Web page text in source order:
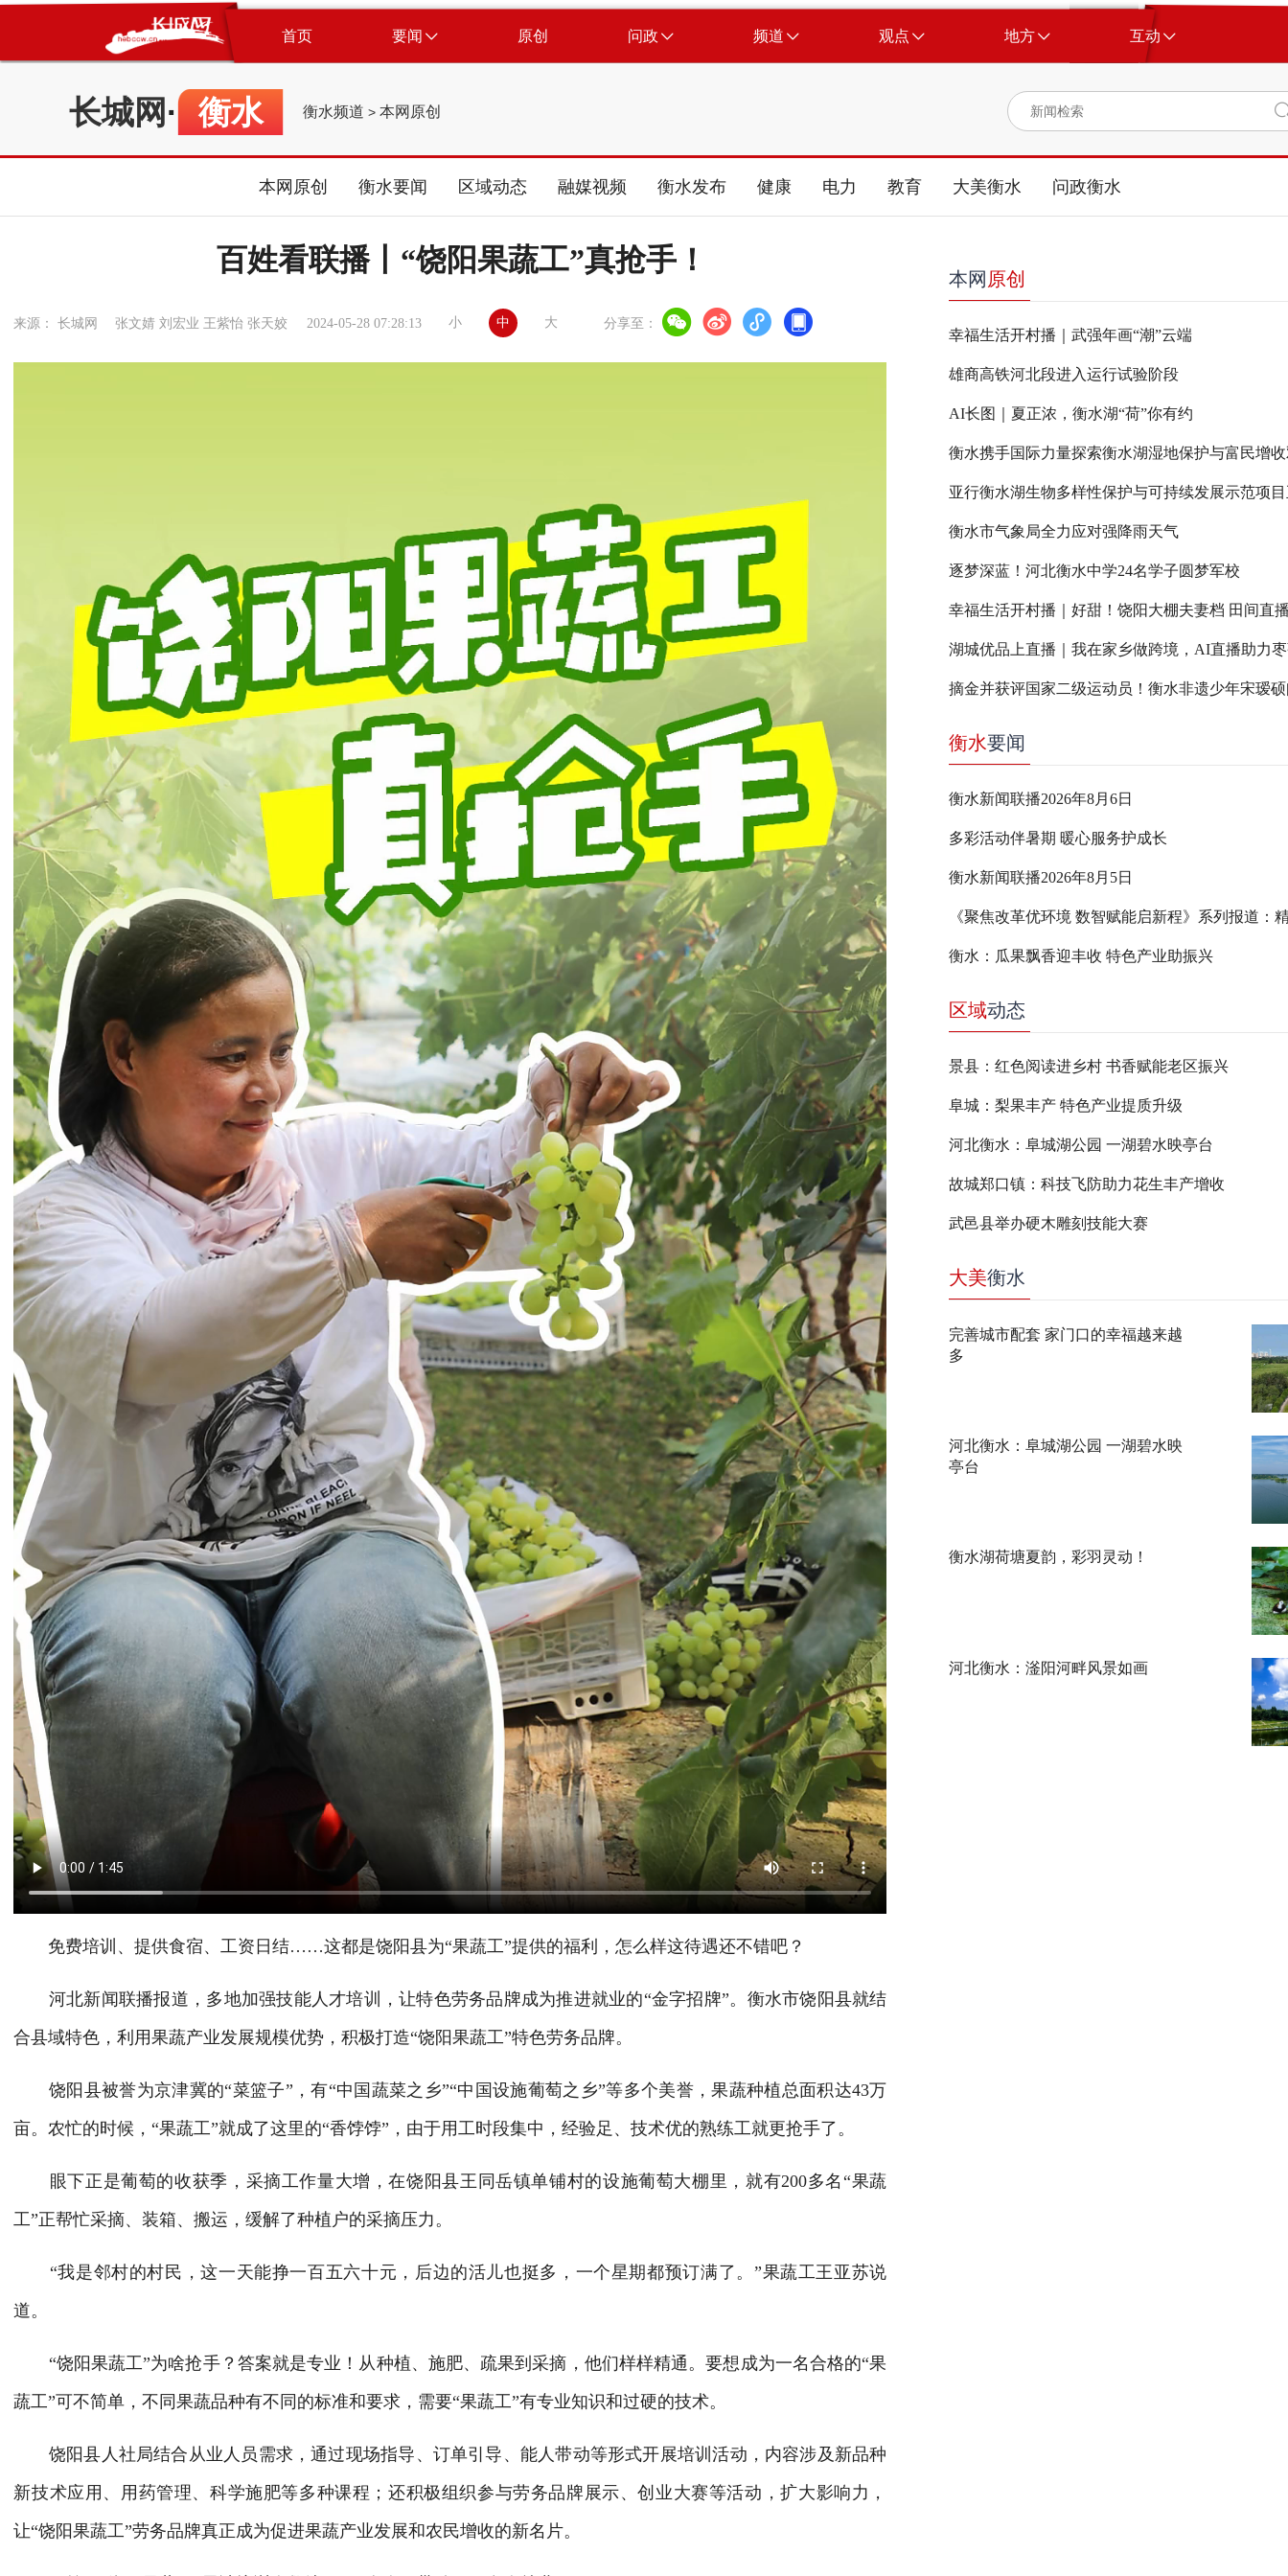
首页 要闻 原创 问政 频道 观点 地方 互动
长城网 · 衡水 衡水频道 > 本网原创
本网原创 衡水要闻 区域动态 融媒视频 衡水发布 健康 电力 教育 大美衡水 问政衡水
百姓看联播丨“饶阳果蔬工”真抢手！
来源： 长城网 张文婧 刘宏业 王紫怡 张天姣 2024-05-28 07:28:13 小 中 大 分享至：
免费培训、提供食宿、工资日结……这都是饶阳县为“果蔬工”提供的福利，怎么样这待遇还不错吧？
河北新闻联播报道，多地加强技能人才培训，让特色劳务品牌成为推进就业的“金字招牌”。衡水市饶阳县就结
合县域特色，利用果蔬产业发展规模优势，积极打造“饶阳果蔬工”特色劳务品牌。
饶阳县被誉为京津冀的“菜篮子”，有“中国蔬菜之乡”“中国设施葡萄之乡”等多个美誉，果蔬种植总面积达43万
亩。农忙的时候，“果蔬工”就成了这里的“香饽饽”，由于用工时段集中，经验足、技术优的熟练工就更抢手了。
眼下正是葡萄的收获季，采摘工作量大增，在饶阳县王同岳镇单铺村的设施葡萄大棚里，就有200多名“果蔬
工”正帮忙采摘、装箱、搬运，缓解了种植户的采摘压力。
“我是邻村的村民，这一天能挣一百五六十元，后边的活儿也挺多，一个星期都预订满了。”果蔬工王亚苏说
道。
“饶阳果蔬工”为啥抢手？答案就是专业！从种植、施肥、疏果到采摘，他们样样精通。要想成为一名合格的“果
蔬工”可不简单，不同果蔬品种有不同的标准和要求，需要“果蔬工”有专业知识和过硬的技术。
饶阳县人社局结合从业人员需求，通过现场指导、订单引导、能人带动等形式开展培训活动，内容涉及新品种
新技术应用、用药管理、科学施肥等多种课程；还积极组织参与劳务品牌展示、创业大赛等活动，扩大影响力，
让“饶阳果蔬工”劳务品牌真正成为促进果蔬产业发展和农民增收的新名片。
本网 原创
幸福生活开村播｜武强年画“潮”云端
雄商高铁河北段进入运行试验阶段
AI长图｜夏正浓，衡水湖“荷”你有约
衡水携手国际力量探索衡水湖湿地保护与富民增
亚行衡水湖生物多样性保护与可持续发展示范项
衡水市气象局全力应对强降雨天气
逐梦深蓝！河北衡水中学24名学子圆梦军校
幸福生活开村播｜好甜！饶阳大棚夫妻档 田间直
衡水要闻
衡水新闻联播2026年8月6日
多彩活动伴暑期 暖心服务护成长
衡水新闻联播2026年8月5日
衡水：瓜果飘香迎丰收 特色产业助振兴
区域动态
景县：红色阅读进乡村 书香赋能老区振兴
阜城：梨果丰产 特色产业提质升级
河北衡水：阜城湖公园 一湖碧水映亭台
故城郑口镇：科技飞防助力花生丰产增收
武邑县举办硬木雕刻技能大赛
大美衡水
完善城市配套 家门口的幸福越来越
多
河北衡水：阜城湖公园 一湖碧水映
亭台
衡水湖荷塘夏韵，彩羽灵动！
河北衡水：滏阳河畔风景如画